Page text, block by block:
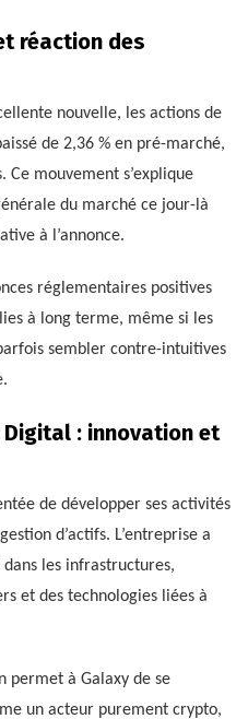
réaction des
nouvelle, les actions de
de 2,36 % en pré-marché,
mouvement s’explique
du marché ce jour-là
à l’annonce.
réglementaires positives
à long terme, même si les
sembler contre-intuitives
Digital : innovation et
de développer ses activités
d’actifs. L’entreprise a
les infrastructures,
et des technologies liées à
permet à Galaxy de se
un acteur purement crypto,